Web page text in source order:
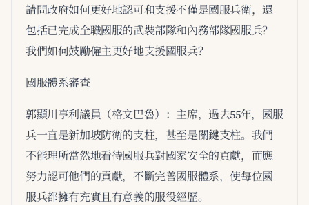
請問政府如何更好地認可和支援不僅是國服兵衛，還
包括已完成全職國服的武裝部隊和內務部隊國服兵？
我們如何鼓勵僱主更好地支援國服兵？
國服體系審查
郭顯川亨利議員（格文巴魯）：主席，過去55年，國服
兵一直是新加坡防衛的支柱，甚至是關鍵支柱。我們
不能理所當然地看待國服兵對國家安全的貢獻，而應
努力認可他們的貢獻，不斷完善國服體系，使每位國
服兵都擁有充實且有意義的服役經歷。